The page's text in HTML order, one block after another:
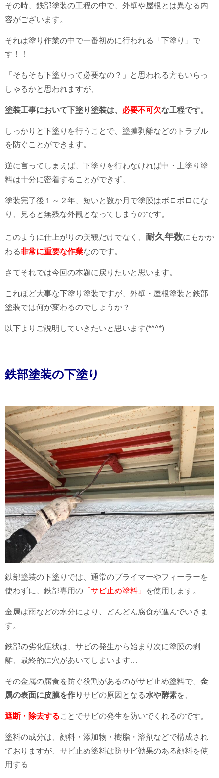
その時、鉄部塗装の工程の中で、外壁や屋根とは異なる内
容がございます。
それは塗り作業の中で一番初めに行われる「下塗り」で
す！！
「そもそも下塗りって必要なの？」と思われる方もいらっ
しゃるかと思われますが、
塗装工事において下塗り塗装は、 必要不可欠な工程です。
しっかりと下塗りを行うことで、塗膜剥離などのトラブル
を防ぐことができます。
逆に言ってしまえば、下塗りを行わなければ中・上塗り塗
料は十分に密着することができず、
塗装完了後１～２年、短いと数か月で塗膜はボロボロにな
り、見ると無残な外観となってしまうのです。
このように仕上がりの美観だけでなく、 耐久年数にもかか
わる非常に重要な作業なのです。
さてそれでは今回の本題に戻りたいと思います。
これほど大事な下塗り塗装ですが、外壁・屋根塗装と鉄部
塗装では何が変わるのでしょうか？
以下よりご説明していきたいと思います(*^^*)
鉄部塗装の下塗り
鉄部塗装の下塗りでは、通常のプライマーやフィーラーを
使わずに、鉄部専用の 「サビ止め塗料」 を使用します。
金属は雨などの水分により、どんどん腐食が進んでいきま
す。
鉄部の劣化症状は、サビの発生から始まり次に塗膜の剥
離、最終的に穴があいてしまいます…
その金属の腐食を防ぐ役割があるのがサビ止め塗料で、 金
属の表面に皮膜を作りサビの原因となる水や酵素を、
遮断・除去することでサビの発生を防いでくれるのです。
塗料の成分は、顔料・添加物・樹脂・溶剤などで構成され
ておりますが、サビ止め塗料は防サビ効果のある顔料を使
用する